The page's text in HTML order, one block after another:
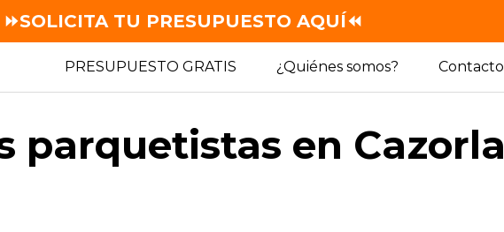
PRESUPUESTO GRATIS ¿Quiénes somos? Contacto
parquetistas en Cazorla
⏩SOLICITA TU PRESUPUESTO AQUÍ⏪